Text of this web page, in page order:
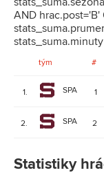
AND hrac.post='B'
tým #
1. SPA 1
2. SPA 2
Statistiky